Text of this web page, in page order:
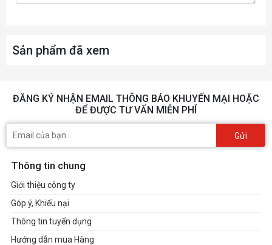
Sản phẩm đã xem
ĐĂNG KÝ NHẬN EMAIL THÔNG BÁO KHUYẾN MẠI HOẶC
ĐỂ ĐƯỢC TƯ VẤN MIỄN PHÍ
Gửi
Thông tin chung
Giới thiệu công ty
Góp ý, Khiếu nại
Thông tin tuyển dụng
Hướng dẫn mua Hàng